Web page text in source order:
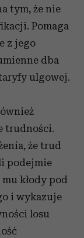
tym, że nie
Pomaga
z jego
dba
ulgowej.
trudności.
że trud
podejmie
kłody pod
i wykazuje
losu